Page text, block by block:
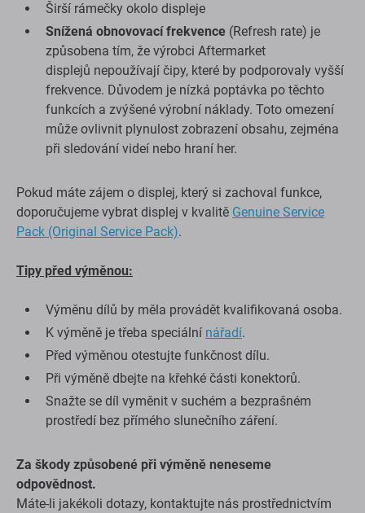
Širší rámečky okolo displeje
Snížená obnovovací frekvence (Refresh rate) je
způsobena tím, že výrobci Aftermarket
displejů nepoužívají čipy, které by podporovaly vyšší
frekvence. Důvodem je nízká poptávka po těchto
funkcích a zvýšené výrobní náklady. Toto omezení
může ovlivnit plynulost zobrazení obsahu, zejména
při sledování videí nebo hraní her.
Pokud máte zájem o displej, který si zachoval funkce,
doporučujeme vybrat displej v kvalitě Genuine Service
Pack (Original Service Pack).
Tipy před výměnou:
Výměnu dílů by měla provádět kvalifikovaná osoba.
K výměně je třeba speciální nářadí.
Před výměnou otestujte funkčnost dílu.
Při výměně dbejte na křehké části konektorů.
Snažte se díl vyměnit v suchém a bezprašném
prostředí bez přímého slunečního záření.
Za škody způsobené při výměně neneseme
odpovědnost.
Máte-li jakékoli dotazy, kontaktujte nás prostřednictvím